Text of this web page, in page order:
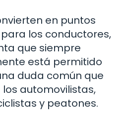
en puntos
los conductores,
que siempre
está permitido
duda común que
automovilistas,
y peatones.